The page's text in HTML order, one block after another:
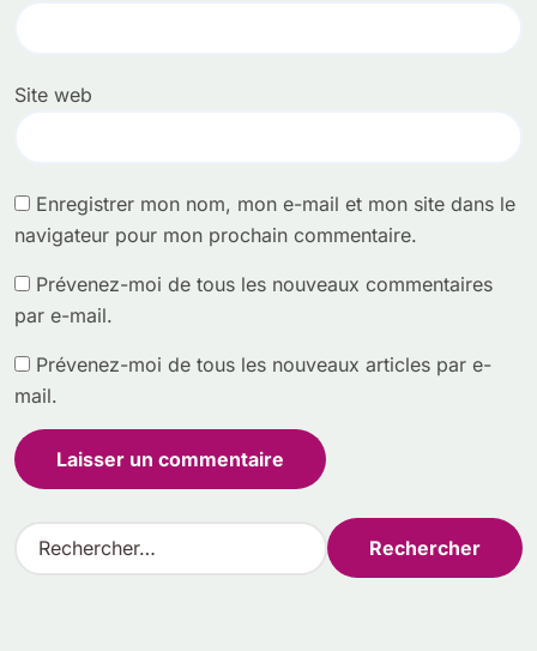
Site web
Enregistrer mon nom, mon e-mail et mon site dans le
navigateur pour mon prochain commentaire.
Prévenez-moi de tous les nouveaux commentaires
par e-mail.
Prévenez-moi de tous les nouveaux articles par e-
mail.
R
e